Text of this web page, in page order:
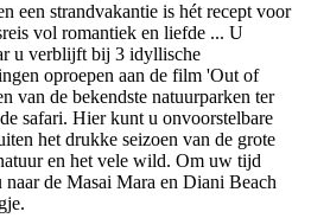
een strandvakantie is hét recept voor
vol romantiek en liefde ... U
u verblijft bij 3 idyllische
oproepen aan de film 'Out of
van de bekendste natuurparken ter
safari. Hier kunt u onvoorstelbare
het drukke seizoen van de grote
en het vele wild. Om uw tijd
de Masai Mara en Diani Beach